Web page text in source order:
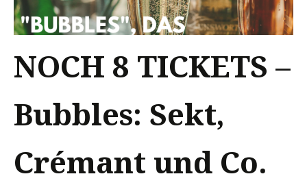
NOCH 8 TICKETS –
Bubbles: Sekt,
Crémant und Co.